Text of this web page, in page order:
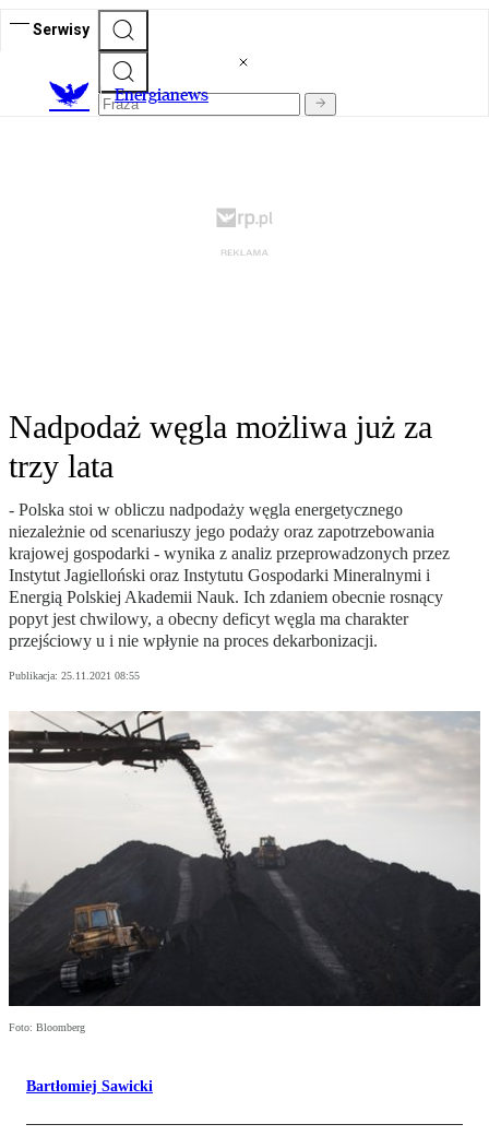
Serwisy
Energianews
Nadpodaż węgla możliwa już za
trzy lata
- Polska stoi w obliczu nadpodaży węgla energetycznego
niezależnie od scenariuszy jego podaży oraz zapotrzebowania
krajowej gospodarki - wynika z analiz przeprowadzonych przez
Instytut Jagielloński oraz Instytutu Gospodarki Mineralnymi i
Energią Polskiej Akademii Nauk. Ich zdaniem obecnie rosnący
popyt jest chwilowy, a obecny deficyt węgla ma charakter
przejściowy u i nie wpłynie na proces dekarbonizacji.
Publikacja: 25.11.2021 08:55
Foto: Bloomberg
Bartłomiej Sawicki